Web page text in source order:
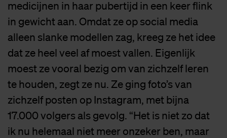
medicijnen in haar pubertijd in een keer flink
in gewicht aan. Omdat ze op social media
alleen slanke modellen zag, kreeg ze het idee
dat ze heel veel af moest vallen. Eigenlijk
moest ze vooral bezig om van zichzelf leren
te houden, zegt ze nu. Ze ging foto’s van
zichzelf posten op Instagram, met bijna
17.000 volgers als gevolg. “Het is niet zo dat
ik nu helemaal niet meer onzeker ben, maar